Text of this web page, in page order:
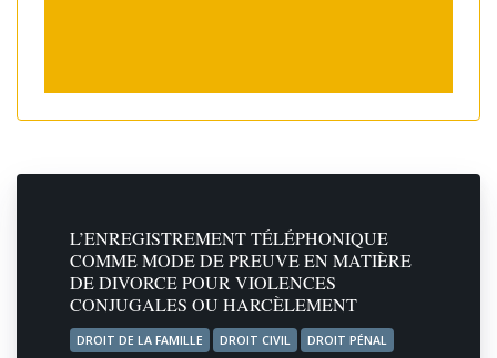
L’ENREGISTREMENT TÉLÉPHONIQUE
COMME MODE DE PREUVE EN MATIÈRE
DE DIVORCE POUR VIOLENCES
CONJUGALES OU HARCÈLEMENT
DROIT DE LA FAMILLE DROIT CIVIL DROIT PÉNAL